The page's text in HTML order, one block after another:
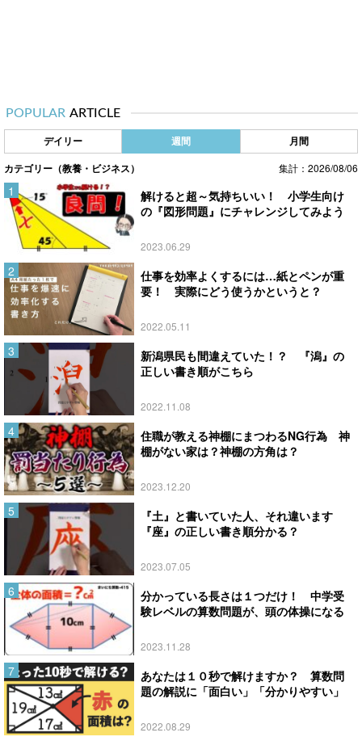
POPULAR ARTICLE
デイリー 週間 月間
カテゴリー（教養・ビジネス） 集計：2026/08/06
解けると超～気持ちいい！ 小学生向け
の『図形問題』にチャレンジしてみよう
2023.06.29
仕事を効率よくするには…紙とペンが重
要！ 実際にどう使うかというと？
2022.05.11
新潟県民も間違えていた！？ 『潟』の
正しい書き順がこちら
2022.11.08
住職が教える神棚にまつわるNG行為 神
棚がない家は？神棚の方角は？
2023.12.20
『土』と書いていた人、それ違います
『座』の正しい書き順分かる？
2023.07.05
分かっている長さは１つだけ！ 中学受
験レベルの算数問題が、頭の体操になる
2023.11.28
あなたは１０秒で解けますか？ 算数問
題の解説に「面白い」「分かりやすい」
2022.08.29